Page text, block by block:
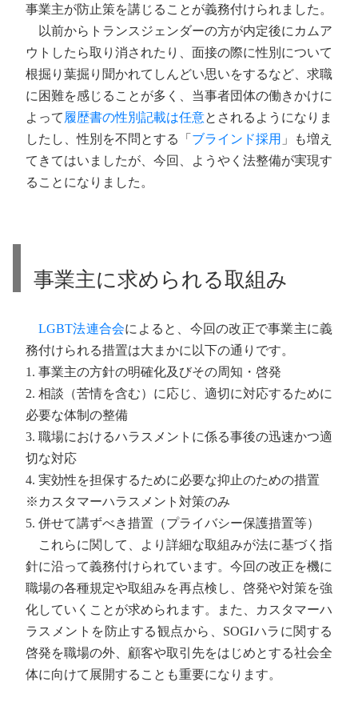
事業主が防止策を講じることが義務付けられました。
以前からトランスジェンダーの方が内定後にカムア
ウトしたら取り消されたり、面接の際に性別について
根掘り葉掘り聞かれてしんどい思いをするなど、求職
に困難を感じることが多く、当事者団体の働きかけに
よって 履歴書の性別記載は任意とされるようになりま
したし、性別を不問とする「 ブラインド採用 」も増え
てきてはいましたが、今回、ようやく法整備が実現す
ることになりました。
事業主に求められる取組み
LGBT法連合会によると、今回の改正で事業主に義
務付けられる措置は大まかに以下の通りです。
1. 事業主の方針の明確化及びその周知・啓発
2. 相談（苦情を含む）に応じ、適切に対応するために
必要な体制の整備
3. 職場におけるハラスメントに係る事後の迅速かつ適
切な対応
4. 実効性を担保するために必要な抑止のための措置
※カスタマーハラスメント対策のみ
5. 併せて講ずべき措置（プライバシー保護措置等）
これらに関して、より詳細な取組みが法に基づく指
針に沿って義務付けられています。今回の改正を機に
職場の各種規定や取組みを再点検し、啓発や対策を強
化していくことが求められます。また、カスタマーハ
ラスメントを防止する観点から、SOGIハラに関する
啓発を職場の外、顧客や取引先をはじめとする社会全
体に向けて展開することも重要になります。